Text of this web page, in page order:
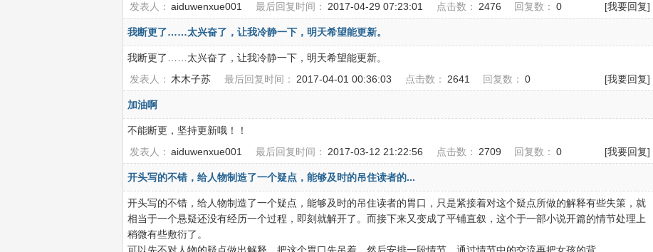
[我要回复]
发表人： aiduwenxue001 最后回复时间： 2017-04-29 07:23:01 点击数： 2476 回复数： 0
我断更了……太兴奋了，让我冷静一下，明天希望能更新。
我断更了……太兴奋了，让我冷静一下，明天希望能更新。
[我要回复]
发表人： 木木子苏 最后回复时间： 2017-04-01 00:36:03 点击数： 2641 回复数： 0
加油啊
不能断更，坚持更新哦！！
[我要回复]
发表人： aiduwenxue001 最后回复时间： 2017-03-12 21:22:56 点击数： 2709 回复数： 0
开头写的不错，给人物制造了一个疑点，能够及时的吊住读者的...
开头写的不错，给人物制造了一个疑点，能够及时的吊住读者的胃口，只是紧接着对这个疑点所做的解释有些失策，就
相当于一个悬疑还没有经历一个过程，即刻就解开了。而接下来又变成了平铺直叙，这个于一部小说开篇的情节处理上
稍微有些敷衍了。